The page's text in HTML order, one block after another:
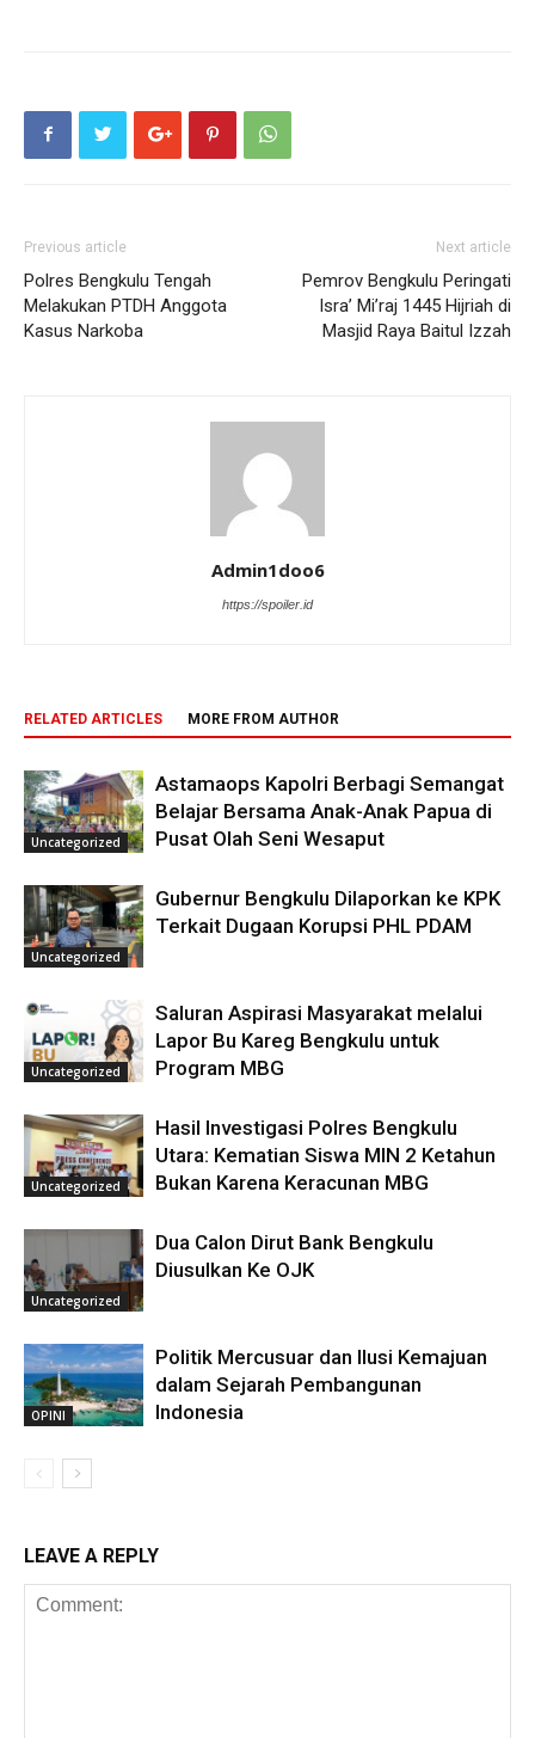
Previous article
Polres Bengkulu Tengah
Melakukan PTDH Anggota
Kasus Narkoba
Next article
Pemrov Bengkulu Peringati
Isra’ Mi’raj 1445 Hijriah di
Masjid Raya Baitul Izzah
Admin1doo6
https://spoiler.id
RELATED ARTICLES MORE FROM AUTHOR
Uncategorized
Astamaops Kapolri Berbagi Semangat
Belajar Bersama Anak-Anak Papua di
Pusat Olah Seni Wesaput
Uncategorized
Gubernur Bengkulu Dilaporkan ke KPK
Terkait Dugaan Korupsi PHL PDAM
Uncategorized
Saluran Aspirasi Masyarakat melalui
Lapor Bu Kareg Bengkulu untuk
Program MBG
Uncategorized
Hasil Investigasi Polres Bengkulu
Utara: Kematian Siswa MIN 2 Ketahun
Bukan Karena Keracunan MBG
Uncategorized
Dua Calon Dirut Bank Bengkulu
Diusulkan Ke OJK
OPINI
Politik Mercusuar dan Ilusi Kemajuan
dalam Sejarah Pembangunan
Indonesia
LEAVE A REPLY